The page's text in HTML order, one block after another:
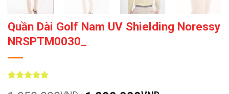
Quần Dài Golf Nam UV Shielding Noressy
NRSPTM0030_